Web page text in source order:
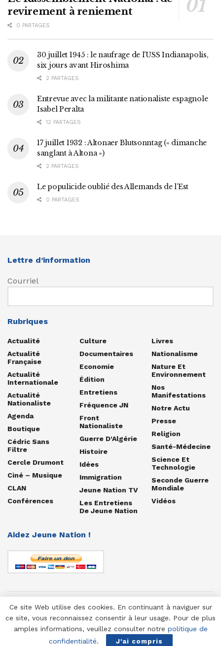
revirement à reniement
0 PARTAGES
30 juillet 1945 : le naufrage de l’USS Indianapolis,
six jours avant Hiroshima
2 PARTAGES
Entrevue avec la militante nationaliste espagnole
Isabel Peralta
12 PARTAGES
17 juillet 1932 : Altonaer Blutsonntag (« dimanche
sanglant à Altona »)
2 PARTAGES
Le populicide oublié des Allemands de l’Est
0 PARTAGES
Lettre d’information
Courriel
Rubriques
Actualité
Actualité
Française
Actualité
Internationale
Actualité
Nationaliste
Agenda
Boutique
Cédric Sans
Filtre
Cercle Drumont
Ciné – Musique
CLAN
Conférences
Culture
Documentaires
Economie
Édition
Entretiens
Fréquence JN
Front
Nationaliste
Guerre D'Algérie
Histoire
Idées
Immigration
Jeune Nation TV
Les Entretiens
De Jeune Nation
Livres
Nationalisme
Nature Et
Environnement
Nos
Manifestations
Notre Actu
Presse
Religion
Santé-Médecine
Science Et
Technologie
Seconde Guerre
Mondiale
Vidéos
Aidez Jeune Nation !
© 1958-2025 Jeune Nation
Ce site Web utilise des cookies. En continuant à naviguer sur
ce site, vous reconnaissez consentir à leur usage. Pour de plus
amples informations, veuillez consulter notre politique de
confidentialité. J'ai compris